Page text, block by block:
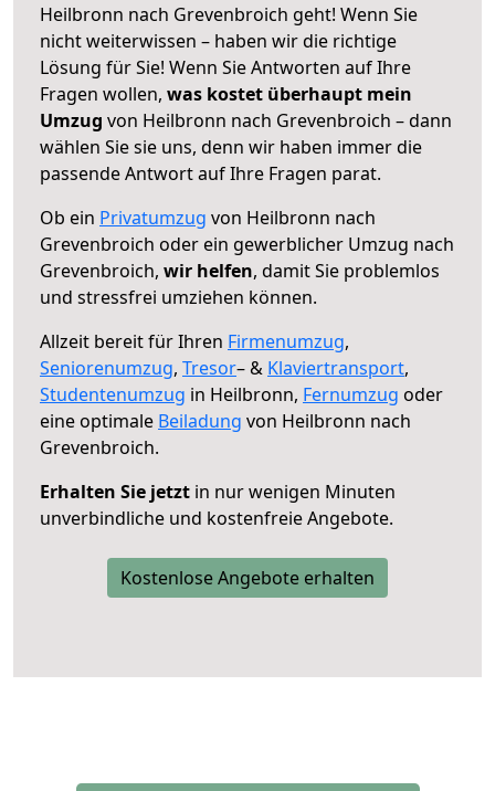
Heilbronn nach Grevenbroich geht! Wenn Sie
nicht weiterwissen – haben wir die richtige
Lösung für Sie! Wenn Sie Antworten auf Ihre
Fragen wollen, was kostet überhaupt mein
Umzug von Heilbronn nach Grevenbroich – dann
wählen Sie sie uns, denn wir haben immer die
passende Antwort auf Ihre Fragen parat.
Ob ein Privatumzug von Heilbronn nach
Grevenbroich oder ein gewerblicher Umzug nach
Grevenbroich, wir helfen, damit Sie problemlos
und stressfrei umziehen können.
Allzeit bereit für Ihren Firmenumzug,
Seniorenumzug, Tresor– & Klaviertransport,
Studentenumzug in Heilbronn, Fernumzug oder
eine optimale Beiladung von Heilbronn nach
Grevenbroich.
Erhalten Sie jetzt in nur wenigen Minuten
unverbindliche und kostenfreie Angebote.
Kostenlose Angebote erhalten